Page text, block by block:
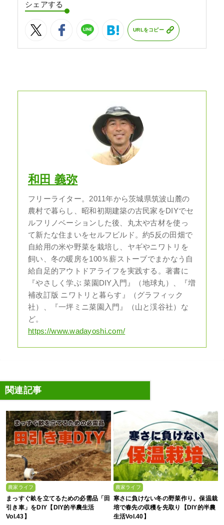
シェアする
URLをコピー
和田 義弥
フリーライター。2011年から茨城県筑波山麓の
農村で暮らし、昭和初期建築の古民家をDIYでセ
ルフリノベーションした後、丸太や古材を使っ
て新たな住まいをセルフビルド。約5反の田畑で
自給用の米や野菜を栽培し、ヤギやニワトリを
飼い、冬の暖房を100％薪ストーブでまかなう自
給自足的アウトドアライフを実践する。著書に
『やさしく学ぶ 菜園DIY入門』（地球丸）、『増
補改訂版 ニワトリと暮らす』（グラフィック
社）、『一坪ミニ菜園入門』（山と渓谷社）な
ど。
https://www.wadayoshi.com/
関連記事
農家ライフ
まっすぐ畝を立てるための必需品「田
引き車」をDIY【DIY的半農生活
Vol.43】
農家ライフ
寒さに負けない冬の野菜作り。保温栽
培で春先の収穫を先取り【DIY的半農
生活Vol.40】